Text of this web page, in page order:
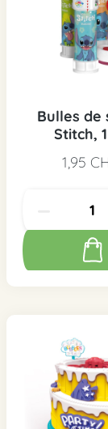
Bulles de
Stitch,
1,95